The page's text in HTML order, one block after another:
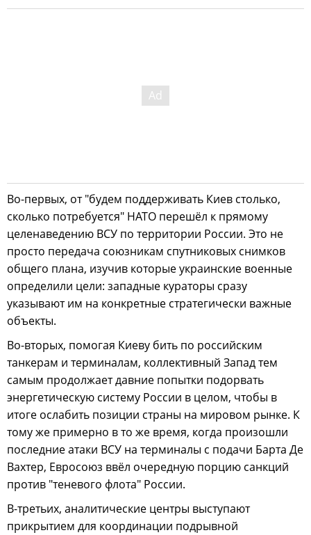
Во-первых, от "будем поддерживать Киев столько,
сколько потребуется" НАТО перешёл к прямому
целенаведению ВСУ по территории России. Это не
просто передача союзникам спутниковых снимков
общего плана, изучив которые украинские военные
определили цели: западные кураторы сразу
указывают им на конкретные стратегически важные
объекты.
Во-вторых, помогая Киеву бить по российским
танкерам и терминалам, коллективный Запад тем
самым продолжает давние попытки подорвать
энергетическую систему России в целом, чтобы в
итоге ослабить позиции страны на мировом рынке. К
тому же примерно в то же время, когда произошли
последние атаки ВСУ на терминалы с подачи Барта Де
Вахтер, Евросоюз ввёл очередную порцию санкций
против "теневого флота" России.
В-третьих, аналитические центры выступают
прикрытием для координации подрывной